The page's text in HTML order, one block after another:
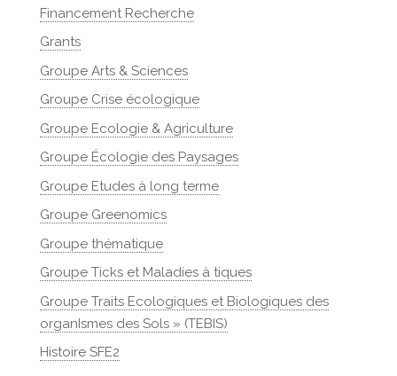
Financement Recherche
Grants
Groupe Arts & Sciences
Groupe Crise écologique
Groupe Ecologie & Agriculture
Groupe Écologie des Paysages
Groupe Etudes à long terme
Groupe Greenomics
Groupe thématique
Groupe Ticks et Maladies à tiques
Groupe Traits Ecologiques et Biologiques des
organIsmes des Sols » (TEBIS)
Histoire SFE2